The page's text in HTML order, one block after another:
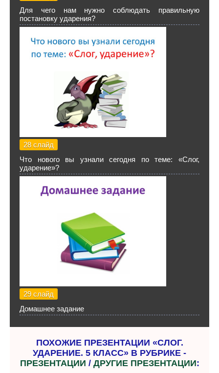
Для чего нам нужно соблюдать правильную
постановку ударения?
28 слайд
Что нового вы узнали сегодня по теме: «Слог,
ударение»?
29 слайд
Домашнее задание
ПОХОЖИЕ ПРЕЗЕНТАЦИИ «СЛОГ.
УДАРЕНИЕ. 5 КЛАСС» В РУБРИКЕ -
ПРЕЗЕНТАЦИИ / ДРУГИЕ ПРЕЗЕНТАЦИИ: